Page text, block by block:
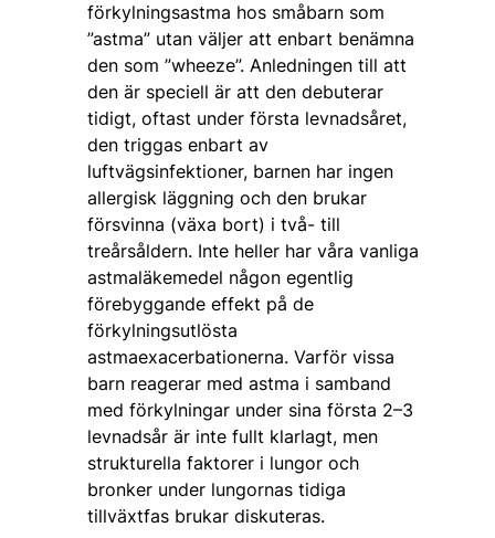
förkylningsastma hos småbarn som
”astma” utan väljer att enbart benämna
den som ”wheeze”. Anledningen till att
den är speciell är att den debuterar
tidigt, oftast under första levnadsåret,
den triggas enbart av
luftvägsinfektioner, barnen har ingen
allergisk läggning och den brukar
försvinna (växa bort) i två- till
treårsåldern. Inte heller har våra vanliga
astmaläkemedel någon egentlig
förebyggande effekt på de
förkylningsutlösta
astmaexacerbationerna. Varför vissa
barn reagerar med astma i samband
med förkylningar under sina första 2–3
levnadsår är inte fullt klarlagt, men
strukturella faktorer i lungor och
bronker under lungornas tidiga
tillväxtfas brukar diskuteras.